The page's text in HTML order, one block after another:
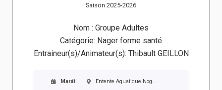
Saison 2025-2026
Nom : Groupe Adultes
Catégorie: Nager forme santé
Entraineur(s)/Animateur(s): Thibault GEILLON
Mardi Entente Aquatique Nogent Villers EANV